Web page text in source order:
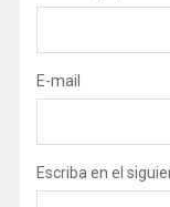
E-mail
Escriba en el